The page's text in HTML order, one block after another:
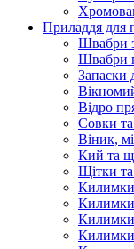
Приладдя для
Швабри
Швабри
Запаски
Відро
Совки
Віник,
Кий та
Щітки
Килимки
Килимки
Килимки
Килимки